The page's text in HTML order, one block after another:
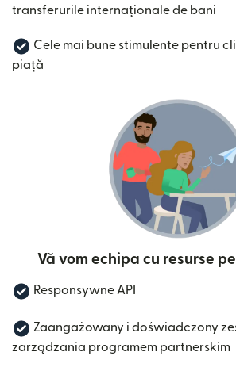
transferurile internaționale de bani
Cele mai bune stimulente pentru
piață
Vă vom echipa cu resurse
Responsywne API
Zaangażowany i doświadczony
zarządzania programem partnerskim